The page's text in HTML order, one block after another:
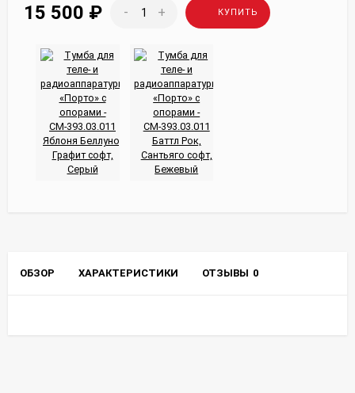
15 500 ₽ - + КУПИТЬ
ОБЗОР ХАРАКТЕРИСТИКИ ОТЗЫВЫ 0